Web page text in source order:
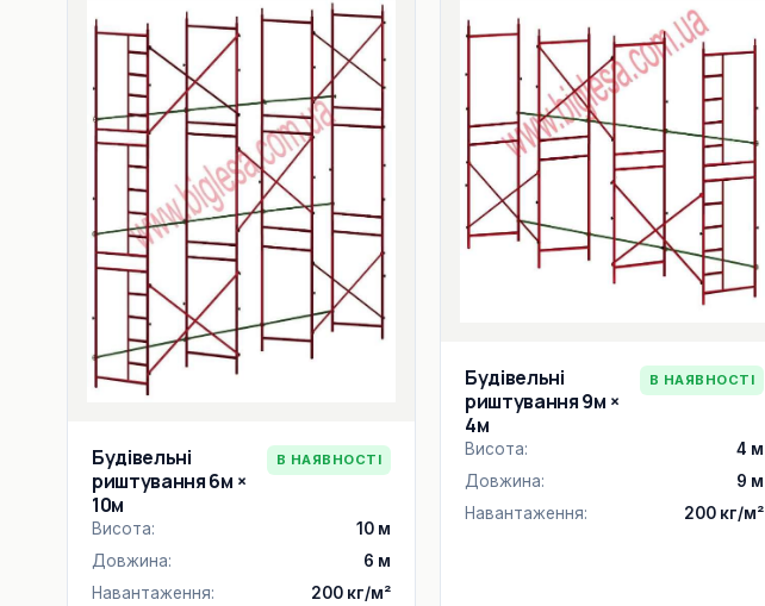
Будівельні
риштування 6м ×
10м
В НАЯВНОСТІ
Висота:
10 м
Довжина:
6 м
Навантаження:
200 кг/м²
Будівельні
риштування 9м ×
4м
В НАЯВНОСТІ
Висота:
4 м
Довжина:
9 м
Навантаження:
200 кг/м²